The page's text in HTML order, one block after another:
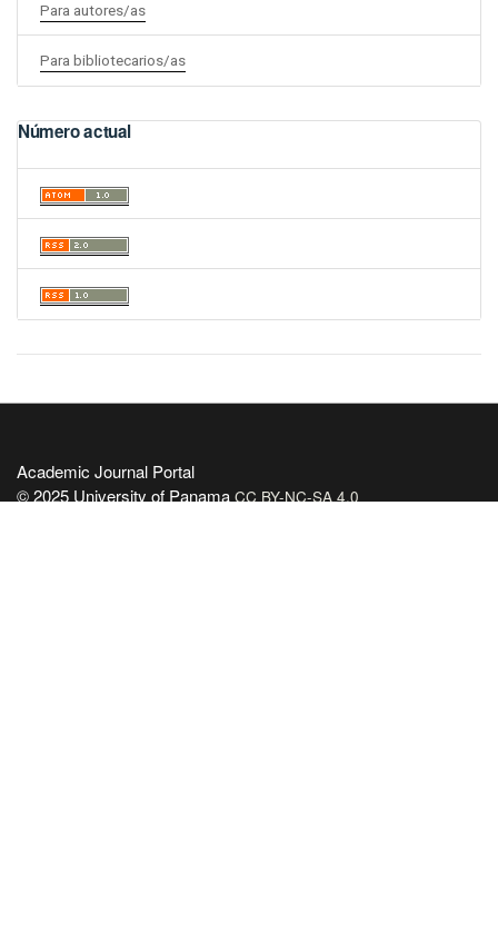
Para autores/as
Para bibliotecarios/as
Número actual
Academic Journal Portal
© 2025 University of PanamaCC BY-NC-SA 4.0